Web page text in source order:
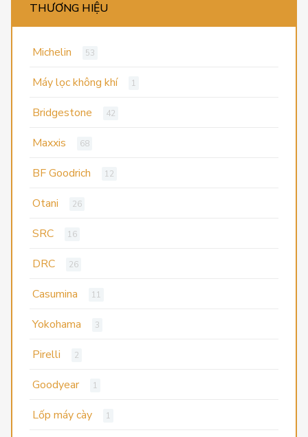
THƯƠNG HIỆU
Michelin 53
Máy lọc không khí 1
Bridgestone 42
Maxxis 68
BF Goodrich 12
Otani 26
SRC 16
DRC 26
Casumina 11
Yokohama 3
Pirelli 2
Goodyear 1
Lốp máy cày 1